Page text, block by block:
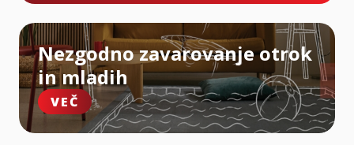
Nezgodno zavarovanje otrok
in mladih
VEČ